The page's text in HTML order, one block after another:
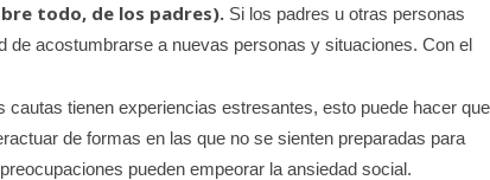
todo, de los padres). Si los padres u otras personas
de acostumbrarse a nuevas personas y situaciones. Con el
cautas tienen experiencias estresantes, esto puede hacer
de formas en las que no se sienten preparadas para
pueden empeorar la ansiedad social.